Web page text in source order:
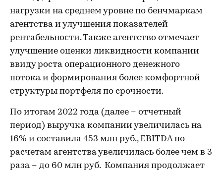
нагрузки на среднем уровне по бенчмаркам
агентства и улучшения показателей
рентабельности. Также агентство отмечает
улучшение оценки ликвидности компании
ввиду роста операционного денежного
потока и формирования более комфортной
структуры портфеля по срочности.
По итогам 2022 года (далее – отчетный
период) выручка компании увеличилась на
16% и составила 453 млн руб., EBITDA по
расчетам агентства увеличилась более чем в 3
раза – до 60 млн руб. Компания продолжает